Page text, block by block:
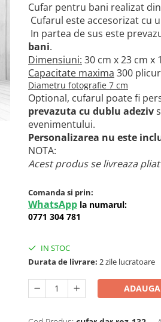
Cufar pentru bani realizat din
Cufarul este accesorizat cu
In partea de sus este
bani.
Dimensiuni: 30 cm x 23 cm x
Capacitate maxima 300
Diametru fotografie 7 cm
Optional, cufarul poate fi
prevazuta cu dublu adeziv
evenimentului.
Personalizarea nu este
NOTA:
Acest produs se livreaza
Comanda si prin:
WhatsApp la numarul:
0771 304 781
IN STOC
Durata de livrare: 2 zile lucratoare